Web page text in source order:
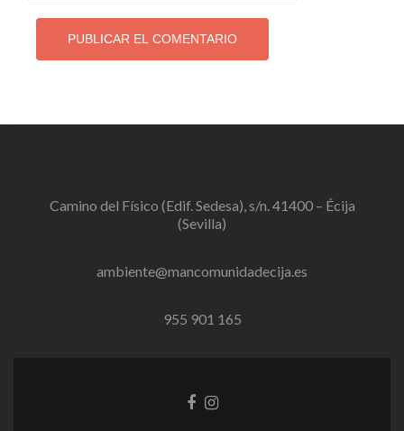
Camino del Físico (Edif. Sedesa), s/n. 41400 – Écija
(Sevilla)
ambiente@mancomunidadecija.es
955 901 165
EnlaceEnlace